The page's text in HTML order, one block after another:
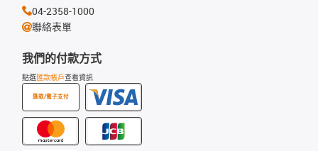
我們的付款方式
點選匯款帳戶查看資訊
匯款/電子支付
04-2358-1000
聯絡表單